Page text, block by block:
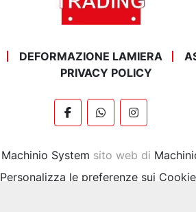
DEFORMAZIONE LAMIERA
PRIVACY POLICY
facebookwhatsappinstagram
Machinio System sito web di
Personalizza le preferenze sui